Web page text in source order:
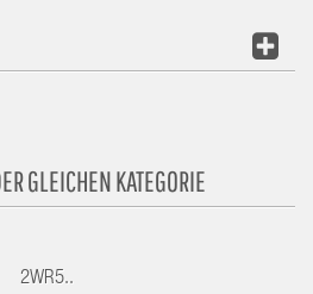
GLEICHEN KATEGORIE
2WR5..